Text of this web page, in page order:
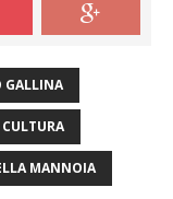
GALLINA
CULTURA
MANNOIA